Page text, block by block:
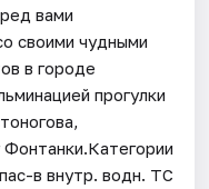
вами
своими чудными
в городе
прогулки
в внутр. водн. ТС